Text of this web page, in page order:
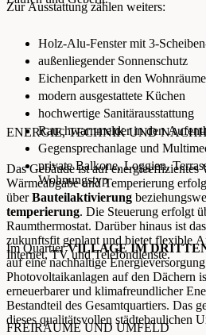
Zur Ausstattung zählen weiters:
Holz-Alu-Fenster mit 3-
außenliegender Sonnenschutz
Eichenparkett in den
modern ausgestattete Küchen
hochwertige Sanitärausstattung
Rauchwarnmelder in den
Gegensprechanlage und
private Balkone, Loggien,
Wohnungstyp
ENERGIE, TECHNIK UND
Das Gebäude ist auf energieeffizientes
Wärmeabgabe und Temperierung
überBauteilaktivierung
temperierung. Die Steuerung erfolgt
Raumthermostat. Darüber hinaus ist
zukunftsfit geplant und bietet flexible
Internet, TV und Telefondienste.
Im QuartierVILLAGE IM
auf eine nachhaltige
Photovoltaikanlagen auf den Dächern
erneuerbarer und klimafreundlicher
Bestandteil des Gesamtquartiers. Das
dieses qualitätsvollen städtebaulichen
FREIRÄUME UND UMFELD